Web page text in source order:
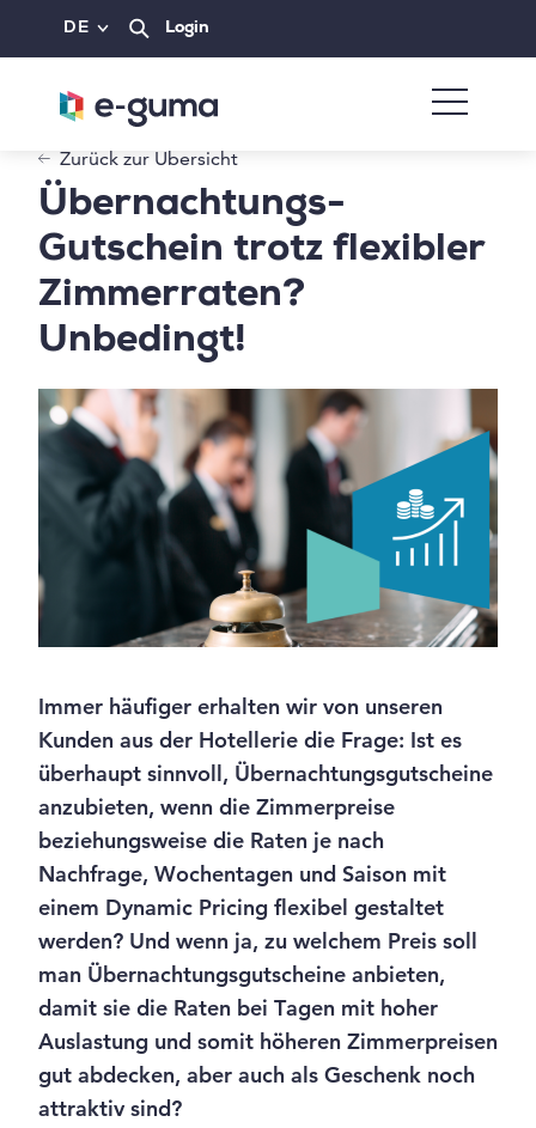
DE Login
Zurück zur Übersicht
Übernachtungs-
Gutschein trotz flexibler
Zimmerraten?
Unbedingt!
Immer häufiger erhalten wir von unseren
Kunden aus der Hotellerie die Frage: Ist es
überhaupt sinnvoll, Übernachtungsgutscheine
anzubieten, wenn die Zimmerpreise
beziehungsweise die Raten je nach
Nachfrage, Wochentagen und Saison mit
einem Dynamic Pricing flexibel gestaltet
werden? Und wenn ja, zu welchem Preis soll
man Übernachtungsgutscheine anbieten,
damit sie die Raten bei Tagen mit hoher
Auslastung und somit höheren Zimmerpreisen
gut abdecken, aber auch als Geschenk noch
attraktiv sind?